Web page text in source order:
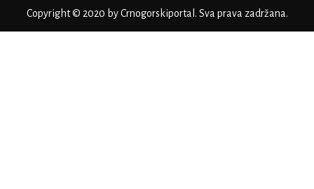
Copyright © 2020 by Crnogorskiportal. Sva prava zadržana.